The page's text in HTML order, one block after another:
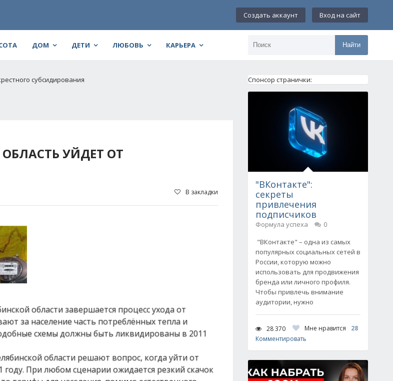
Создать аккаунт Вход на сайт
ДОМ ДЕТИ ЛЮБОВЬ КАРЬЕРА Найти
субсидирования
УЙДЕТ ОТ
В закладки
области завершается процесс ухода от
за население часть потреблённых тепла и
схемы должны быть ликвидированы в 2011
области решают вопрос, когда уйти от
При любом сценарии ожидается резкий скачок
Спонсор странички:
"ВКонтакте":
секреты
привлечения
подписчиков
Формула успеха
0
"ВКонтакте" – одна из самых
популярных социальных сетей в
России, которую можно
использовать для продвижения
бренда или личного профиля.
Чтобы привлечь внимание
аудитории, нужно
28 370 Мне нравится
28
Комментировать